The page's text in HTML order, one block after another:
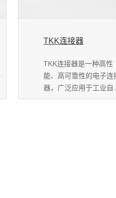
TKK连接器
TKK连接器是一种高性
能、高可靠性的电子连
器，广泛应用于工业自
化、通信设备、汽车...